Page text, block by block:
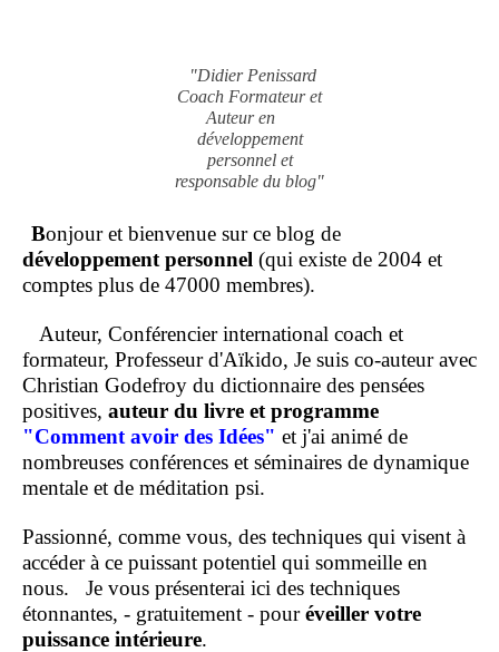
"Didier Penissard
Coach Formateur et
Auteur en
développement
personnel et
responsable du blog"
Bonjour et bienvenue sur ce blog de
développement personnel (qui existe de 2004 et
comptes plus de 47000 membres).
Auteur, Conférencier international coach et
formateur, Professeur d'Aïkido, Je suis co-auteur avec
Christian Godefroy du dictionnaire des pensées
positives, auteur du livre et programme
"Comment avoir des Idées" et j'ai animé de
nombreuses conférences et séminaires de dynamique
mentale et de méditation psi.
Passionné, comme vous, des techniques qui visent à
accéder à ce puissant potentiel qui sommeille en
nous. Je vous présenterai ici des techniques
étonnantes, - gratuitement - pouréveiller votre
puissance intérieure.